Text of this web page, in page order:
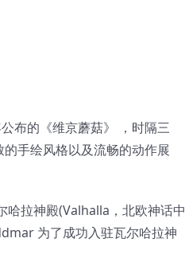
布的《维京蘑菇》 ，时隔三
手绘风格以及流畅的动作展
拉神殿(Valhalla，北欧神话中
为了成功入驻瓦尔哈拉神